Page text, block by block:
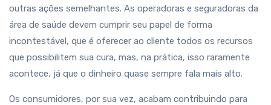
outras ações semelhantes. As operadoras e seguradoras da
área de saúde devem cumprir seu papel de forma
incontestável, que é oferecer ao cliente todos os recursos
que possibilitem sua cura, mas, na prática, isso raramente
acontece, já que o dinheiro quase sempre fala mais alto.
Os consumidores, por sua vez, acabam contribuindo para